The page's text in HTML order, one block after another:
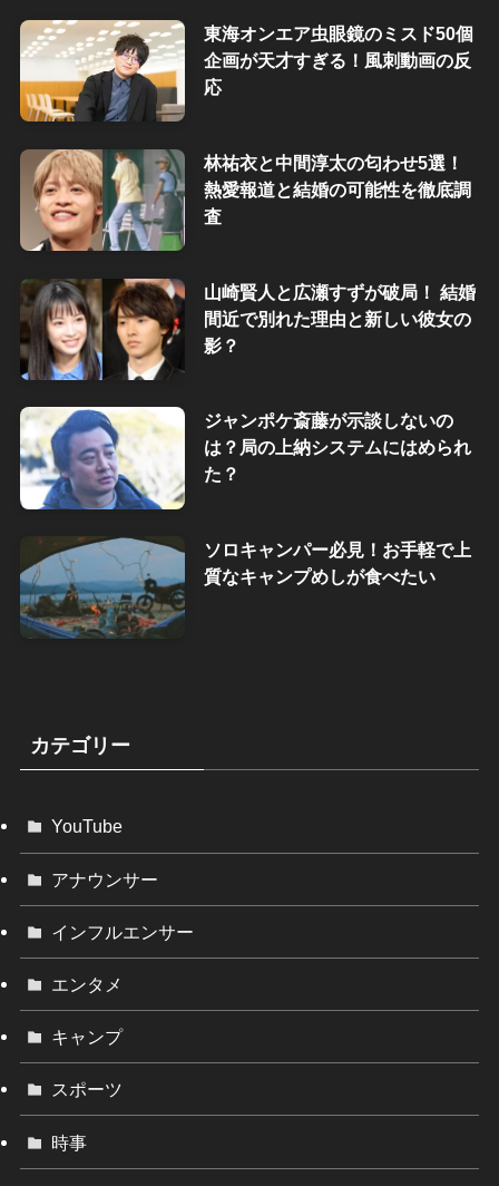
東海オンエア虫眼鏡のミスド50個
企画が天才すぎる！風刺動画の反
応
林祐衣と中間淳太の匂わせ5選！
熱愛報道と結婚の可能性を徹底調
査
山崎賢人と広瀬すずが破局！ 結婚
間近で別れた理由と新しい彼女の
影？
ジャンポケ斎藤が示談しないの
は？局の上納システムにはめられ
た？
ソロキャンパー必見！お手軽で上
質なキャンプめしが食べたい
カテゴリー
YouTube
アナウンサー
インフルエンサー
エンタメ
キャンプ
スポーツ
時事